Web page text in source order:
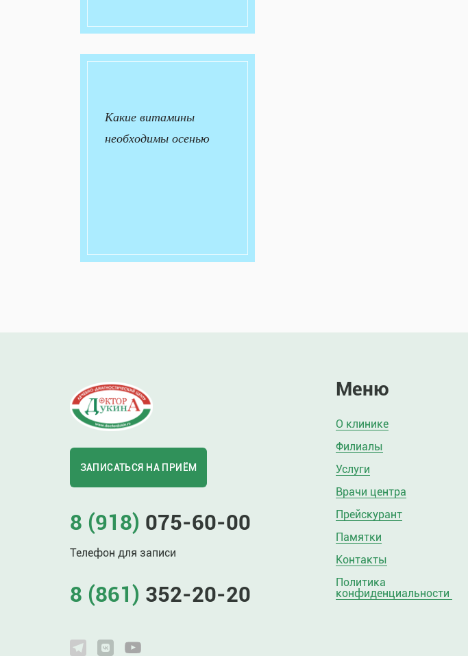
Какие витамины
необходимы осенью
ЗАПИСАТЬСЯ НА ПРИЁМ
8 (918) 075-60-00
Телефон для записи
8 (861) 352-20-20
Меню
О клинике
Филиалы
Услуги
Врачи центра
Прейскурант
Памятки
Контакты
Политика
конфиденциальности